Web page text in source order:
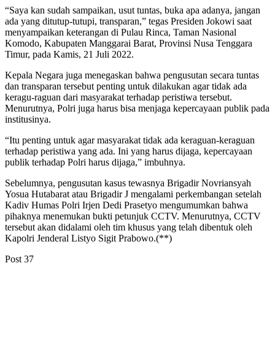
“Saya kan sudah sampaikan, usut tuntas, buka apa adanya, jangan
ada yang ditutup-tutupi, transparan,” tegas Presiden Jokowi saat
menyampaikan keterangan di Pulau Rinca, Taman Nasional
Komodo, Kabupaten Manggarai Barat, Provinsi Nusa Tenggara
Timur, pada Kamis, 21 Juli 2022.
Kepala Negara juga menegaskan bahwa pengusutan secara tuntas
dan transparan tersebut penting untuk dilakukan agar tidak ada
keragu-raguan dari masyarakat terhadap peristiwa tersebut.
Menurutnya, Polri juga harus bisa menjaga kepercayaan publik pada
institusinya.
“Itu penting untuk agar masyarakat tidak ada keraguan-keraguan
terhadap peristiwa yang ada. Ini yang harus dijaga, kepercayaan
publik terhadap Polri harus dijaga,” imbuhnya.
Sebelumnya, pengusutan kasus tewasnya Brigadir Novriansyah
Yosua Hutabarat atau Brigadir J mengalami perkembangan setelah
Kadiv Humas Polri Irjen Dedi Prasetyo mengumumkan bahwa
pihaknya menemukan bukti petunjuk CCTV. Menurutnya, CCTV
tersebut akan didalami oleh tim khusus yang telah dibentuk oleh
Kapolri Jenderal Listyo Sigit Prabowo.(**)
Post 37